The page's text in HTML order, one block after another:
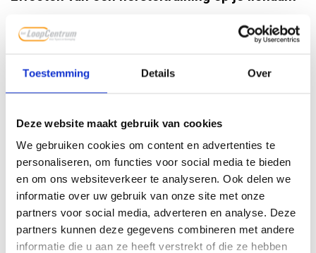
Toestemming Details Over
Deze website maakt gebruik van cookies
We gebruiken cookies om content en advertenties te
personaliseren, om functies voor social media te bieden
en om ons websiteverkeer te analyseren. Ook delen we
informatie over uw gebruik van onze site met onze
partners voor social media, adverteren en analyse. Deze
partners kunnen deze gegevens combineren met andere
informatie die u aan ze heeft verstrekt of die ze hebben
Door een hersteltraining uit te voeren na een zware training
of wedstrijd kun je spierstijfheid en vermoeidheid
hersteltraining:
doorbloeding, waardoor afvalstoffen sneller worden
Door de spieren te bewegen en minimaal te belasten
met een hersteltraining vermindert spierstijfheid, die
kan ontstaan na zware trainingen.
Het ondersteunt supercompensatie: het proces waarbij
je sterker terugkomt dan vóór de inspanning. Klik hier
als je meer wil lezen over